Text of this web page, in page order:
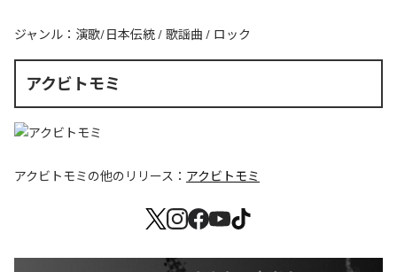
ジャンル： 演歌/日本伝統 / 歌謡曲 / ロック
アクビトモミ
アクビトモミの他のリリース： アクビトモミ